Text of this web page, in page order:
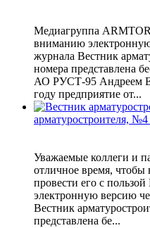
Медиагруппа
вниманию
журнала Вестник
номера представлена
АО РУСТ-95 Андреем
году предприятие от...
арматуростроителя, №4
Уважаемые коллеги и
отличное время, чтобы
провести его с
электронную версию
Вестник
представлена бе...